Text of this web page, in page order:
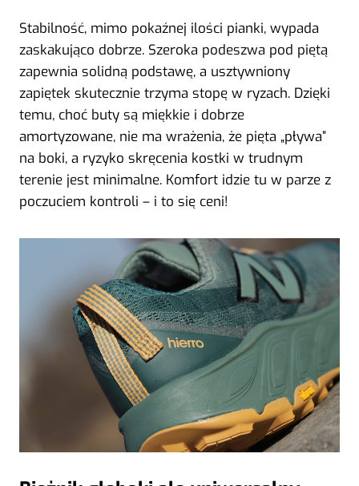
Stabilność, mimo pokaźnej ilości pianki, wypada
zaskakująco dobrze. Szeroka podeszwa pod piętą
zapewnia solidną podstawę, a usztywniony
zapiętek skutecznie trzyma stopę w ryzach. Dzięki
temu, choć buty są miękkie i dobrze
amortyzowane, nie ma wrażenia, że pięta „pływa”
na boki, a ryzyko skręcenia kostki w trudnym
terenie jest minimalne. Komfort idzie tu w parze z
poczuciem kontroli – i to się ceni!